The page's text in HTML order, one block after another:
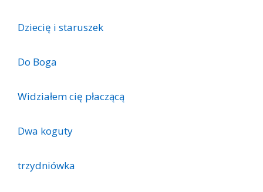
Dziecię i staruszek
Do Boga
Widziałem cię płaczącą
Dwa koguty
trzydniówka